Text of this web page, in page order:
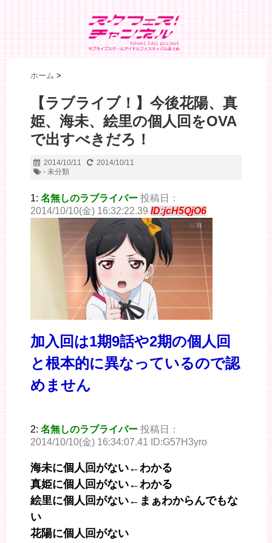
ホーム >
【ラブライブ！】今後花陽、真
姫、海未、絵里の個人回をOVA
で出すべきだろ！
2014/10/11
2014/10/11
- 未分類
1: 名無しのラブライバー 投稿日：
2014/10/10(金) 16:32:22.39 ID:jcH5QjO6
加入回は1期9話や2期の個人回
と根本的に異なっているので認
めません
2: 名無しのラブライバー 投稿日：
2014/10/10(金) 16:34:07.41 ID:G57H3yro
海未に個人回がない←わかる
真姫に個人回がない←わかる
絵里に個人回がない←まぁわからんでもな
い
花陽に個人回がない